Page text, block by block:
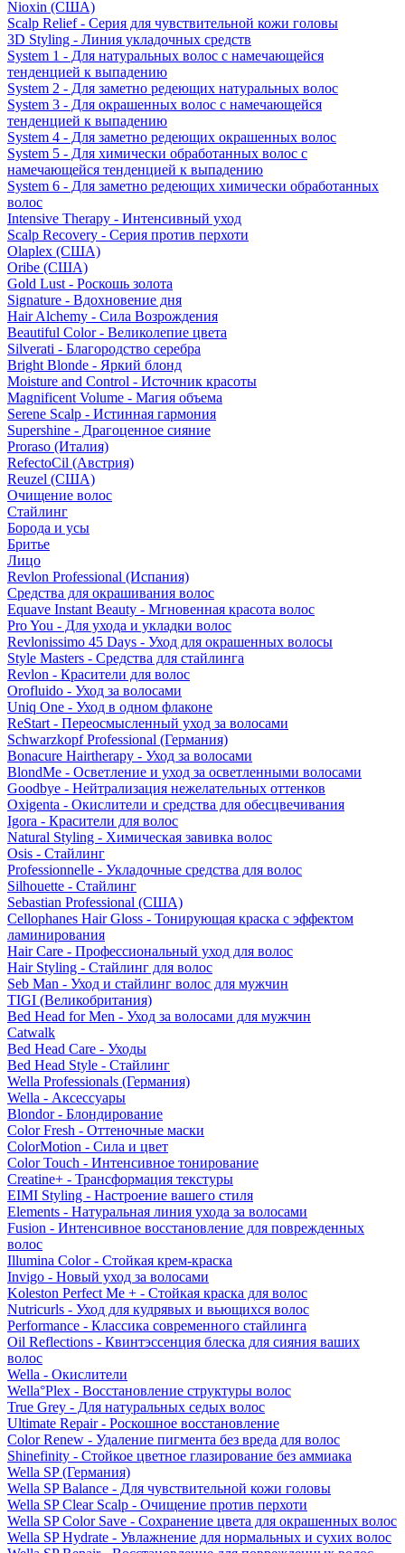
Nioxin (США)
Scalp Relief - Серия для чувствительной кожи головы
3D Styling - Линия укладочных средств
System 1 - Для натуральных волос с намечающейся
тенденцией к выпадению
System 2 - Для заметно редеющих натуральных волос
System 3 - Для окрашенных волос с намечающейся
тенденцией к выпадению
System 4 - Для заметно редеющих окрашенных волос
System 5 - Для химически обработанных волос с
намечающейся тенденцией к выпадению
System 6 - Для заметно редеющих химически обработанных
волос
Intensive Therapy - Интенсивный уход
Scalp Recovery - Серия против перхоти
Olaplex (США)
Oribe (США)
Gold Lust - Роскошь золота
Signature - Вдохновение дня
Hair Alchemy - Сила Возрождения
Beautiful Color - Великолепие цвета
Silverati - Благородство серебра
Bright Blonde - Яркий блонд
Moisture and Control - Источник красоты
Magnificent Volume - Магия объема
Serene Scalp - Истинная гармония
Supershine - Драгоценное сияние
Proraso (Италия)
RefectoCil (Австрия)
Reuzel (США)
Очищение волос
Стайлинг
Борода и усы
Бритье
Лицо
Revlon Professional (Испания)
Средства для окрашивания волос
Equave Instant Beauty - Мгновенная красота волос
Pro You - Для ухода и укладки волос
Revlonissimo 45 Days - Уход для окрашенных волосы
Style Masters - Средства для стайлинга
Revlon - Красители для волос
Orofluido - Уход за волосами
Uniq One - Уход в одном флаконе
ReStart - Переосмысленный уход за волосами
Schwarzkopf Professional (Германия)
Bonacure Hairtherapy - Уход за волосами
BlondMe - Осветление и уход за осветленными волосами
Goodbye - Нейтрализация нежелательных оттенков
Oxigenta - Окислители и средства для обесцвечивания
Igora - Красители для волос
Natural Styling - Химическая завивка волос
Osis - Стайлинг
Professionnelle - Укладочные средства для волос
Silhouette - Стайлинг
Sebastian Professional (США)
Cellophanes Hair Gloss - Тонирующая краска с эффектом
ламинирования
Hair Care - Профессиональный уход для волос
Hair Styling - Стайлинг для волос
Seb Man - Уход и стайлинг волос для мужчин
TIGI (Великобритания)
Bed Head for Men - Уход за волосами для мужчин
Catwalk
Bed Head Care - Уходы
Bed Head Style - Стайлинг
Wella Professionals (Германия)
Wella - Аксессуары
Blondor - Блондирование
Color Fresh - Оттеночные маски
ColorMotion - Сила и цвет
Color Touch - Интенсивное тонирование
Creatine+ - Трансформация текстуры
EIMI Styling - Настроение вашего стиля
Elements - Натуральная линия ухода за волосами
Fusion - Интенсивное восстановление для поврежденных
волос
Illumina Color - Стойкая крем-краска
Invigo - Новый уход за волосами
Koleston Perfect Me + - Стойкая краска для волос
Nutricurls - Уход для кудрявых и вьющихся волос
Performance - Классика современного стайлинга
Oil Reflections - Квинтэссенция блеска для сияния ваших
волос
Wella - Окислители
Wella°Plex - Восстановление структуры волос
True Grey - Для натуральных седых волос
Ultimate Repair - Роскошное восстановление
Color Renew - Удаление пигмента без вреда для волос
Shinefinity - Стойкое цветное глазирование без аммиака
Wella SP (Германия)
Wella SP Balance - Для чувствительной кожи головы
Wella SP Clear Scalp - Очищение против перхоти
Wella SP Color Save - Сохранение цвета для окрашенных волос
Wella SP Hydrate - Увлажнение для нормальных и сухих волос